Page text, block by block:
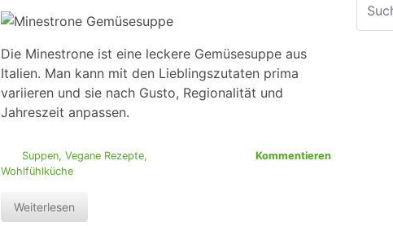
Die Minestrone ist eine leckere Gemüsesuppe aus
Italien. Man kann mit den Lieblingszutaten prima
variieren und sie nach Gusto, Regionalität und
Jahreszeit anpassen.
Suppen, Vegane Rezepte,
Wohlfühlküche
Kommentieren
Weiterlesen